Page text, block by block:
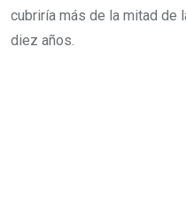
cubriría más de la mitad de
diez años.